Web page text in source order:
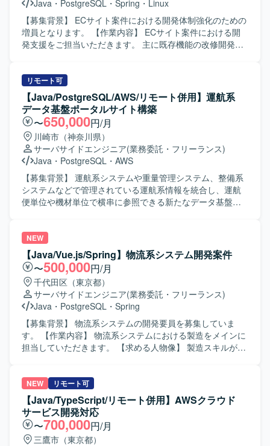
的に動ける方、ドキュメントやコミュニケーションを通じ
て品質向上に取り組める方が望ましいです。 【ポジション
の魅力】 生命保険業界向けのコアシステムに携わること
で、業務知識とWebアプリケーション開発スキルの双方を
い環境です。CJFリプレイス対応など、レガシーからモダン
環境への移行経験も積むことができます。 【開発環境】
JavaおよびSpringBootを中心としたWebアプリケーション
開発環境となっております。クラウド技術としてAWSを利
用する可能性があり、要件定義や基本設計など上流工程に
も関わる機会がございます。
Java ・ PostgreSQL ・ Spring ・ Linux
【募集背景】 ECサイト案件における開発体制強化のための
増員となります。 【作業内容】 ECサイト案件における開
発支援をご担当いただきます。 主に既存機能の改修開発、
テスト、結合テストまで一貫して対応いただく想定です。
参画後の状況やスキル・ご経験に応じて、他案件の開発支
援をご担当いただく可能性があります。 【求める人物像】
仕様や既存コードを主体的に読み解きながら、自走して開
発を進められる方を求めております。 チームメンバーと円
滑にコミュニケーションを取りながら、品質向上に主体的
に取り組んでいただける方が望ましいです。 【ポジション
の魅力】 ECサイトの開発支援を通じて、詳細設計からテス
トまで一連の工程に携わることができます。 既存機能の改
修や品質改善対応を経験することで、設計力や問題解決力
を高めていただけます。 【開発環境】 JavaおよびSpring
リモート可
【Java/PostgreSQL/AWS/リモート併用】運航系
データ基盤ポータルサイト構築
〜650,000円/月
川崎市（神奈川県）
サーバサイドエンジニア(業務委託・フリーランス)
Java ・ PostgreSQL ・ AWS
【募集背景】 運航系システムや重量管理システム、整備系
システムなどで管理されている運航系情報を統合し、運航
便単位や機材単位で横串に参照できる新たなデータ基盤と
航系データを横串で参照するポータルサイトを新規開発し
ていただきます。各種データはDWHであるBluelake上に作
成し、Snowflakeを通じてデータを参照する仕組みを実装し
ていただきます。また、要件定義から本番リリースまでの
工程に参画し、詳細設計以降の工程を中心にご対応いただ
きます。構築時にはAI適用の検討にも関与していただきま
す。 【求める人物像】 要件定義から本番リリースまでの長
期プロジェクトの中で、詳細設計以降の工程を一人称で主
体的に進めていただける方を求めています。新たなデータ
基盤やポータルサイト構築に興味を持ち、関係者と協調し
ェクトに参画し、運航系データ基盤およびポータルサイト
の新規構築に携わることができます。Snowflakeなどの
DWH技術やAI適用の検討にも関わることで、新しい技術要
素に触れながらスキルアップを図ることができます。 【開
発環境】 Java、SQL（PostgreSQL）、AWS、Snowflake、
Bluelakeを中心とした環境で開発していただきます。
NEW
【Java/Vue.js/Spring】物流系システム開発案件
〜500,000円/月
千代田区（東京都）
サーバサイドエンジニア(業務委託・フリーランス)
Java ・ PostgreSQL ・ Spring
【募集背景】 物流系システムの開発要員を募集していま
す。 【作業内容】 物流系システムにおける製造をメインに
担当していただきます。 【求める人物像】 製造スキルが高
ご活躍次第では、長期でご参画いただく可能性がありま
す。 【開発環境】 Java、Vue.js、Spring、Bootstrap、
PostgreSQLを使用します。
NEW リモート可
【Java/TypeScript/リモート併用】AWSクラウド
サービス開発対応
〜700,000円/月
三鷹市（東京都）